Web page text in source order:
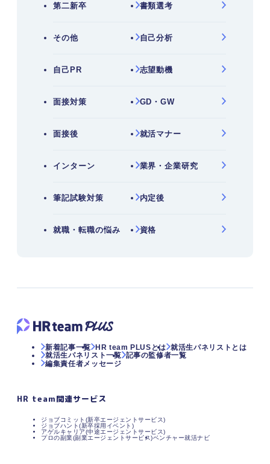
第二新卒 書類選考
その他 自己分析
自己PR 志望動機
面接対策 GD・GW
面接後 就活マナー
インターン 業界・企業研究
筆記試験対策 内定後
就職・転職の悩み 資格
新着記事一覧 HR team PLUSとは 就活生パネリストとは
就活生パネリスト一覧 記事の監修者一覧
編集責任者メッセージ
HR team関連サービス
ジョブコミット(新卒エージェントサービス)
ジョブハント(新卒採用イベント)
アゲルキャリア(中途エージェントサービス)
プロの副業(副業エージェントサービス)ベンチャー就活ナビ